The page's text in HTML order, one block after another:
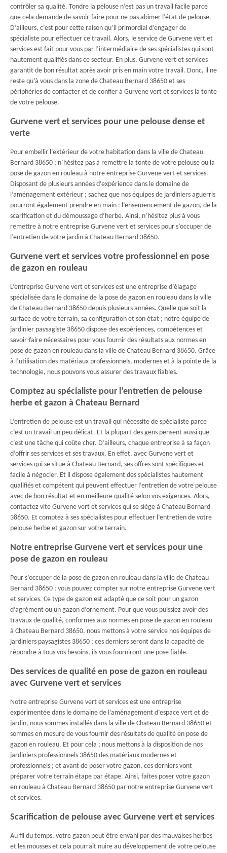
contrôler sa qualité. Tondre la pelouse n’est pas un travail facile parce
que cela demande de savoir-faire pour ne pas abîmer l’état de pelouse.
D’ailleurs, c’est pour cette raison qu’il primordial d’engager de
spécialiste pour effectuer ce travail. Alors, le service de Gurvene vert et
services est fait pour vous par l’intermédiaire de ses spécialistes qui sont
hautement qualifiés dans ce secteur. En plus, Gurvene vert et services
garantit de bon résultat après avoir pris en main votre travail. Donc, il ne
reste qu’à vous dans la zone de Chateau Bernard 38650 et ses
périphéries de contacter et de confier à Gurvene vert et services la tonte
de votre pelouse.
Gurvene vert et services pour une pelouse dense et
verte
Pour embellir l’extérieur de votre habitation dans la ville de Chateau
Bernard 38650 ; n’hésitez pas à remettre la tonte de votre pelouse ou la
pose de gazon en rouleau à notre entreprise Gurvene vert et services.
Disposant de plusieurs années d’expérience dans le domaine de
l’aménagement extérieur ; sachez que nos équipes de jardiniers aguerris
pourront également prendre en main : l’ensemencement de gazon, de la
scarification et du démoussage d’herbe. Ainsi, n’hésitez plus à vous
remettre à notre entreprise Gurvene vert et services pour s’occuper de
l’entretien de votre jardin à Chateau Bernard 38650.
Gurvene vert et services votre professionnel en pose
de gazon en rouleau
L’entreprise Gurvene vert et services est une entreprise d’élagage
spécialisée dans le domaine de la pose de gazon en rouleau dans la ville
de Chateau Bernard 38650 depuis plusieurs années. Quelle que soit la
surface de votre terrain, sa configuration et son état ; notre équipe de
jardinier paysagiste 38650 dispose des expériences, compétences et
savoir-faire nécessaires pour vous fournir des résultats aux normes en
pose de gazon en rouleau dans la ville de Chateau Bernard 38650. Grâce
à l’utilisation des matériaux professionnels, modernes et à la pointe de la
technologie, nous pouvons vous assurer des travaux fiables.
Comptez au spécialiste pour l’entretien de pelouse
herbe et gazon à Chateau Bernard
L’entretien de pelouse est un travail qui nécessite de spécialiste parce
c’est un travail un peu délicat. Et la plupart des gens pensent aussi que
c’est une tâche qui coûte cher. D’ailleurs, chaque entreprise à sa façon
d’offrir ses services et ses travaux. En effet, avec Gurvene vert et
services qui se situe à Chateau Bernard, ses offres sont spécifiques et
facile à négocier. Et il dispose également des spécialistes hautement
qualifiés et compétent qui peuvent effectuer l’entretien de votre pelouse
avec de bon résultat et en meilleure qualité selon vos exigences. Alors,
contactez vite Gurvene vert et services qui se siège à Chateau Bernard
38650. Et comptez à ses spécialistes pour effectuer l’entretien de votre
pelouse herbe et gazon sur votre terrain.
Notre entreprise Gurvene vert et services pour une
pose de gazon en rouleau
Pour s’occuper de la pose de gazon en rouleau dans la ville de Chateau
Bernard 38650 ; vous pouvez compter sur notre entreprise Gurvene vert
et services. Ce type de gazon est adapté que ce soit pour un gazon
d’agrément ou un gazon d’ornement. Pour que vous puissiez avoir des
travaux de qualité, conformes aux normes en pose de gazon en rouleau
à Chateau Bernard 38650, nous mettons à votre service nos équipes de
jardiniers paysagistes 38650 ; ces derniers seront dans la capacité de
répondre à tous vos besoins, ils vous fourniront une pose fiable.
Des services de qualité en pose de gazon en rouleau
avec Gurvene vert et services
Notre entreprise Gurvene vert et services est une entreprise
expérimentée dans le domaine de l’aménagement d’espace vert et de
jardin, nous sommes installés dans la ville de Chateau Bernard 38650 et
sommes en mesure de vous fournir des résultats de qualité en pose de
gazon en rouleau. Et pour cela ; nous mettons à la disposition de nos
jardiniers professionnels 38650 des matériaux modernes et
professionnels ; et avant de poser votre gazon, ces derniers vont
préparer votre terrain étape par étape. Ainsi, faites poser votre gazon
en rouleau à Chateau Bernard 38650 par notre entreprise Gurvene vert
et services.
Scarification de pelouse avec Gurvene vert et services
Au fil du temps, votre gazon peut être envahi par des mauvaises herbes
et les mousses et cela pourrait nuire au développement de votre pelouse